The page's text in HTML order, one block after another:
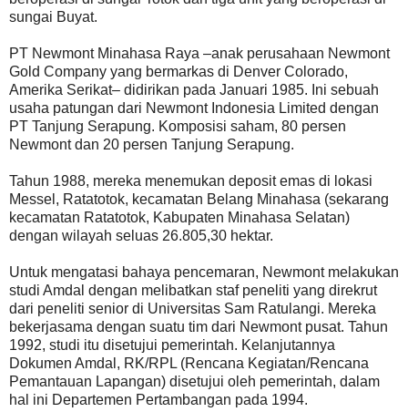
sungai Buyat.
PT Newmont Minahasa Raya –anak perusahaan Newmont
Gold Company yang bermarkas di Denver Colorado,
Amerika Serikat– didirikan pada Januari 1985. Ini sebuah
usaha patungan dari Newmont Indonesia Limited dengan
PT Tanjung Serapung. Komposisi saham, 80 persen
Newmont dan 20 persen Tanjung Serapung.
Tahun 1988, mereka menemukan deposit emas di lokasi
Messel, Ratatotok, kecamatan Belang Minahasa (sekarang
kecamatan Ratatotok, Kabupaten Minahasa Selatan)
dengan wilayah seluas 26.805,30 hektar.
Untuk mengatasi bahaya pencemaran, Newmont melakukan
studi Amdal dengan melibatkan staf peneliti yang direkrut
dari peneliti senior di Universitas Sam Ratulangi. Mereka
bekerjasama dengan suatu tim dari Newmont pusat. Tahun
1992, studi itu disetujui pemerintah. Kelanjutannya
Dokumen Amdal, RK/RPL (Rencana Kegiatan/Rencana
Pemantauan Lapangan) disetujui oleh pemerintah, dalam
hal ini Departemen Pertambangan pada 1994.